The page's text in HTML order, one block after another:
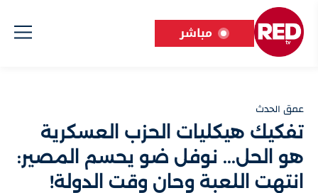
مباشر
عمق الحدث
تفكيك هيكليات الحزب العسكرية
هو الحل... نوفل ضو يحسم المصير:
انتهت اللعبة وحان وقت الدولة!